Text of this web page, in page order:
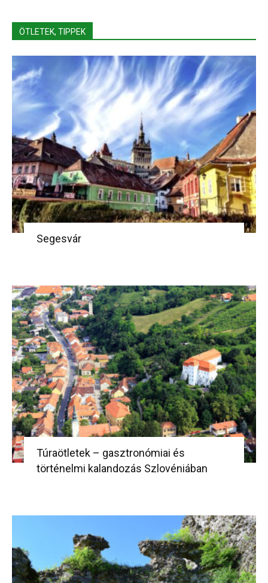
ÖTLETEK, TIPPEK
Segesvár
Túraötletek – gasztronómiai és
történelmi kalandozás Szlovéniában